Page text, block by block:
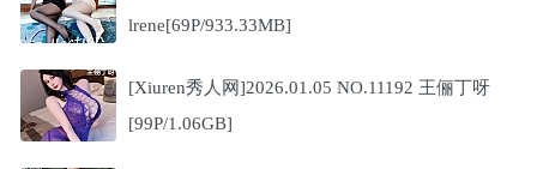
lrene[69P/933.33MB]
[Xiuren秀人网]2026.01.05 NO.11192 王俪丁呀
[99P/1.06GB]